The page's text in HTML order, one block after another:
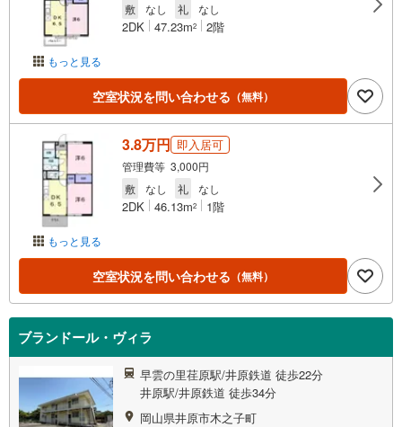
もっと見る
敷
なし 礼 なし
2DK 47.23m2 2階
空室状況を問い合わせる （無料）
もっと見る
3.8万円 即入居可
管理費等 3,000円
敷
なし 礼 なし
2DK 46.13m2 1階
空室状況を問い合わせる （無料）
ブランドール・ヴィラ
早雲の里荏原駅/井原鉄道 徒歩22分
井原駅/井原鉄道 徒歩34分
岡山県井原市木之子町